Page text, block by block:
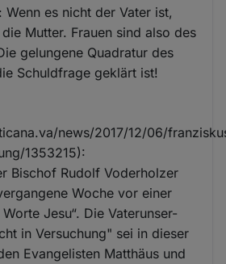
Wenn es nicht der Vater ist,
Mutter. Frauen sind also des
gelungene Quadratur des
Schuldfrage geklärt ist!
news/2017/12/06/
1353215):
Bischof Rudolf Voderholzer
Woche vor einer
Jesu“. Die Vaterunser-
in Versuchung" sei in dieser
Evangelisten Matthäus und